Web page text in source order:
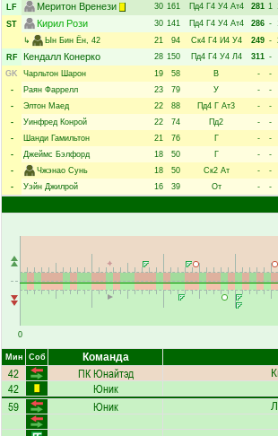
LF
Меритон Вренези 30 161 Пд4 Г4 У4 Ат4 281 1
ST
Кирил Рози 30 141 Пд4 Г4 У4 Ат4 286 -
↳
Ын Бин Ён, 42 21 94 Ск4 Г4 И4 У4 249 -
RF
Кендалл Конерко 28 150 Пд4 Г4 У4 Л4 311 -
GK
Чарльтон Шарон 19 58 В - -
-
Раян Фаррелл 23 79 У - -
-
Элтон Маед 22 88 Пд4 Г Ат3 - -
-
Уинфред Конрой 22 74 Пд2 - -
-
Шанди Гамильтон 21 76 Г - -
-
Джеймс Бэлфорд 18 50 Г - -
-
Чжэнао Сунь 18 50 Ск2 Ат - -
-
Уэйн Джилрой 16 39 От - -
0
Мин Соб Команда
42 ПК Юнайтэд
42 Юник
59 Юник